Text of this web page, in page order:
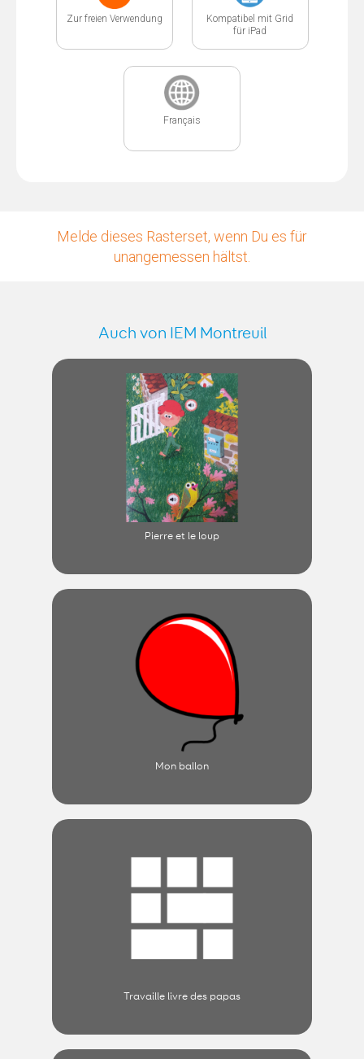
Zur freien Verwendung
Kompatibel mit Grid
für iPad
Français
Melde dieses Rasterset, wenn Du es für
unangemessen hältst.
Auch von IEM Montreuil
Pierre et le loup
Mon ballon
Travaille livre des papas